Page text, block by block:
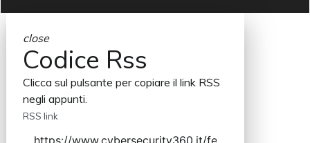
close
Codice Rss
Clicca sul pulsante per copiare il link RSS
negli appunti.
RSS link